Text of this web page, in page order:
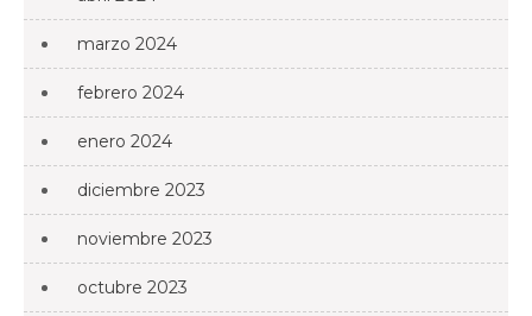
marzo 2024
febrero 2024
enero 2024
diciembre 2023
noviembre 2023
octubre 2023